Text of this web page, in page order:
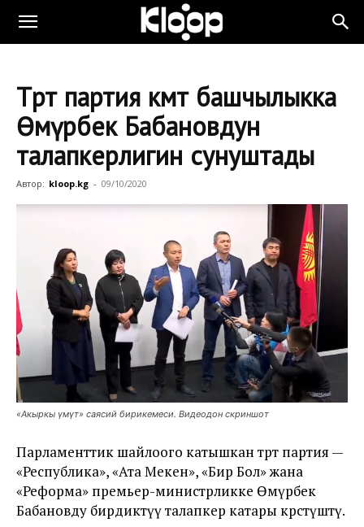
Төрт партия өкмөт башчылыкка
Өмүрбек Бабановдун
талапкерлигин сунуштады
Автор: kloop.kg - 09/10/2020
«Акыркы үмүт» саясий бирикемеси. Видеодон скриншот
Парламенттик шайлоого катышкан төрт партия —
«Республика», «Ата Мекен», «Бир Бол» жана
«Реформа» премьер-министрликке Өмүрбек
Бабановду бирдиктүү талапкер катары көрсөтүштү.